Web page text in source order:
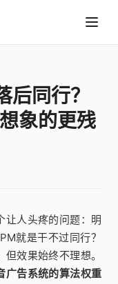
后同行？
象的更残
让人头疼的问题：明
就是干不过同行？
效果始终不理想。
广告系统的算法权重